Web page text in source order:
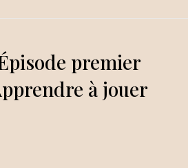
premier
à jouer